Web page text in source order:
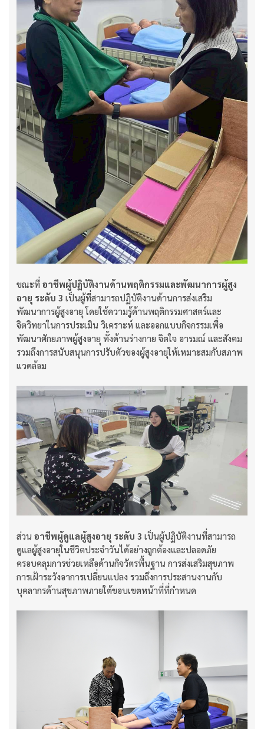
ขณะที่ อาชีพผู้ปฏิบัติงานด้านพฤติกรรมและพัฒนาการผู้สูง
อายุ ระดับ 3 เป็นผู้ที่สามารถปฏิบัติงานด้านการส่งเสริม
พัฒนาการผู้สูงอายุ โดยใช้ความรู้ด้านพฤติกรรมศาสตร์และ
จิตวิทยาในการประเมิน วิเคราะห์ และออกแบบกิจกรรมเพื่อ
พัฒนาศักยภาพผู้สูงอายุ ทั้งด้านร่างกาย จิตใจ อารมณ์ และสังคม
รวมถึงการสนับสนุนการปรับตัวของผู้สูงอายุให้เหมาะสมกับสภาพ
แวดล้อม
ส่วน อาชีพผู้ดูแลผู้สูงอายุ ระดับ 3 เป็นผู้ปฏิบัติงานที่สามารถ
ดูแลผู้สูงอายุในชีวิตประจำวันได้อย่างถูกต้องและปลอดภัย
ครอบคลุมการช่วยเหลือด้านกิจวัตรพื้นฐาน การส่งเสริมสุขภาพ
การเฝ้าระวังอาการเปลี่ยนแปลง รวมถึงการประสานงานกับ
บุคลากรด้านสุขภาพภายใต้ขอบเขตหน้าที่ที่กำหนด